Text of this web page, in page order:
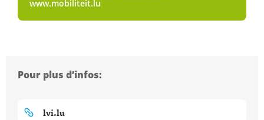
www.mobiliteit.lu
Pour plus d’infos:
lvi.lu